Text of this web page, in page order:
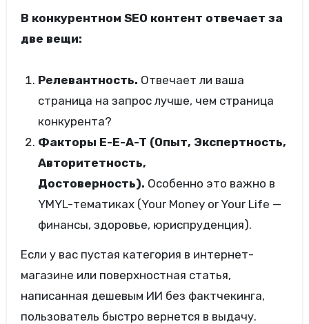
В конкурентном SEO контент отвечает за
две вещи:
Релевантность. Отвечает ли ваша
страница на запрос лучше, чем страница
конкурента?
Факторы E-E-A-T (Опыт, Экспертность,
Авторитетность,
Достоверность). Особенно это важно в
YMYL-тематиках (Your Money or Your Life —
финансы, здоровье, юриспруденция).
Если у вас пустая категория в интернет-
магазине или поверхностная статья,
написанная дешевым ИИ без фактчекинга,
пользователь быстро вернется в выдачу.